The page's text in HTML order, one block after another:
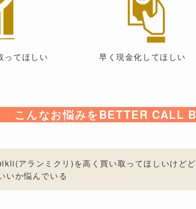
ってほしい 早く現金化してほしい
こんなお悩みをBETTER CALL
アランミクリ)を高く買い取ってほしいけど
いか悩んでいる